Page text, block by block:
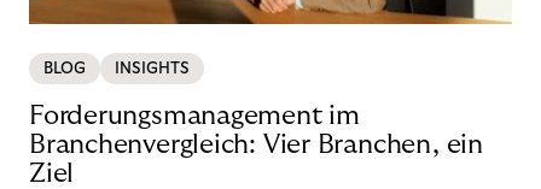
BLOG INSIGHTS
Forderungsmanagement im
Branchenvergleich: Vier Branchen, ein
Ziel